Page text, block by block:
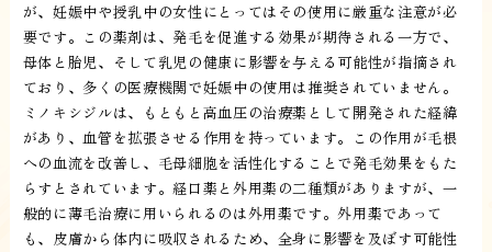
が、妊娠中や授乳中の女性にとってはその使用に厳重な注意が必
要です。この薬剤は、発毛を促進する効果が期待される一方で、
母体と胎児、そして乳児の健康に影響を与える可能性が指摘され
ており、多くの医療機関で妊娠中の使用は推奨されていません。
ミノキシジルは、もともと高血圧の治療薬として開発された経緯
があり、血管を拡張させる作用を持っています。この作用が毛根
への血流を改善し、毛母細胞を活性化することで発毛効果をもた
らすとされています。経口薬と外用薬の二種類がありますが、一
般的に薄毛治療に用いられるのは外用薬です。外用薬であって
も、皮膚から体内に吸収されるため、全身に影響を及ぼす可能性